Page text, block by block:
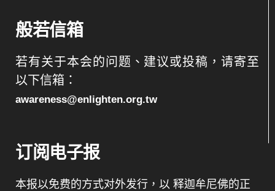
般若信箱
若有关于本会的问题、建议或投稿，请寄至
以下信箱：
awareness@enlighten.org.tw
订阅电子报
本报以免费的方式对外发行，以 释迦牟尼佛的正